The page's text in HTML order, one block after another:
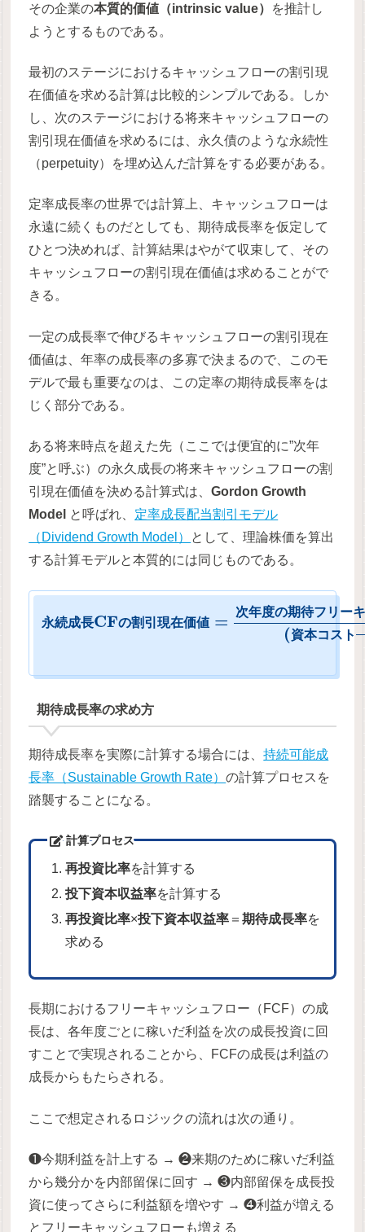
その企業の本質的価値（intrinsic value）
を推計し
ようとするものである。
最初のステージにおけるキャッシュフローの割引現
在価値を求める計算は比較的シンプルである。しか
し、次のステージにおける将来キャッシュフローの
割引現在価値を求めるには、永久債のような永続性
（perpetuity）を埋め込んだ計算をする必要がある。
定率成長率の世界では計算上、キャッシュフローは
永遠に続くものだとしても、期待成長率を仮定して
ひとつ決めれば、計算結果はやがて収束して、その
キャッシュフローの割引現在価値は求めることがで
きる。
一定の成長率で伸びるキャッシュフローの割引現在
価値は、年率の成長率の多寡で決まるので、このモ
デルで最も重要なのは、この定率の期待成長率をは
じく部分である。
ある将来時点を超えた先（ここでは便宜的に”次年
度”と呼ぶ）の永久成長の将来キャッシュフローの割
引現在価値を決める計算式は、Gordon Growth
Model と呼ばれ、 定率成長配当割引モデル
（Dividend Growth Model）
として、理論株価を算出
する計算モデルと本質的には同じものである。
永続成長CFの割 引現在価値 = 次年度の期待フ リ ーキ
(資本コス ト–
期待成長率の求め方
期待成長率を実際に計算する場合には、持続可能成
長率（Sustainable Growth Rate）の計算プロセスを
踏襲することになる。
計算プロセス
再投資比率を計算する
投下資本収益率を計算する
再投資比率×投下資本収益率 ＝期待成長率を
求める
長期におけるフリーキャッシュフロー（FCF）の成
長は、各年度ごとに稼いだ利益を次の成長投資に回
すことで実現されることから、FCFの成長は利益の
成長からもたらされる。
ここで想定されるロジックの流れは次の通り。
❶今期利益を計上する → ❷来期のために稼いだ利益
から幾分かを内部留保に回す → ❸内部留保を成長投
資に使ってさらに利益額を増やす → ❹利益が増える
とフリーキャッシュフローも増える